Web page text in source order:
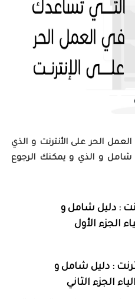
الحر على الأنترنت و الذي
و الذي و يمكنك الرجوع
: دليل شامل و
الجزء الأول
: دليل شامل و
الجزء الثاني